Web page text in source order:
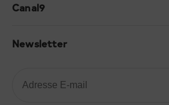
Canal9
Newsletter